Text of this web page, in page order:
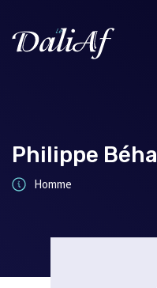
Philippe Béha
Homme